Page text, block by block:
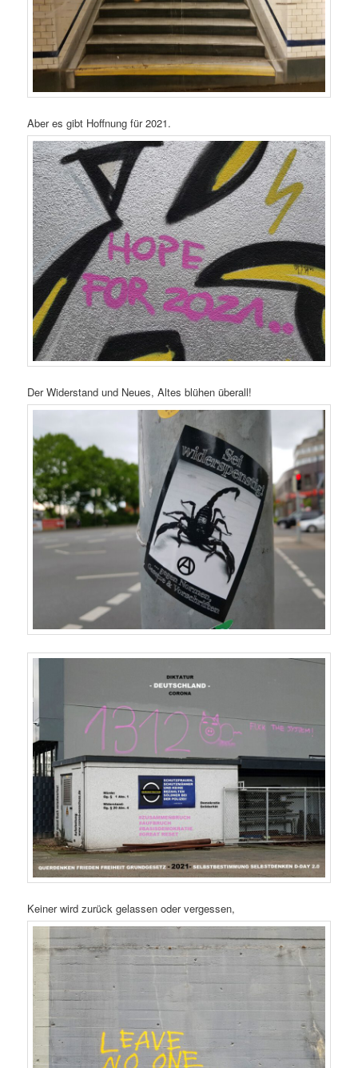
Aber es gibt Hoffnung für 2021.
Der Widerstand und Neues, Altes blühen überall!
Keiner wird zurück gelassen oder vergessen,